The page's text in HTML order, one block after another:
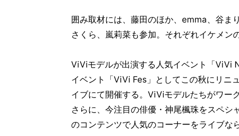
囲み取材には、藤田のほか、emma、谷ま
さくら、嵐莉菜も参加。それぞれイケメン
ViViモデルが出演する人気イベント「ViVi
イベント「ViVi Fes」としてこの秋にリニ
イブにて開催する。ViViモデルたちがワー
さらに、今注目の俳優・神尾楓珠をスペ
のコンテンツで人気のコーナーをライブな